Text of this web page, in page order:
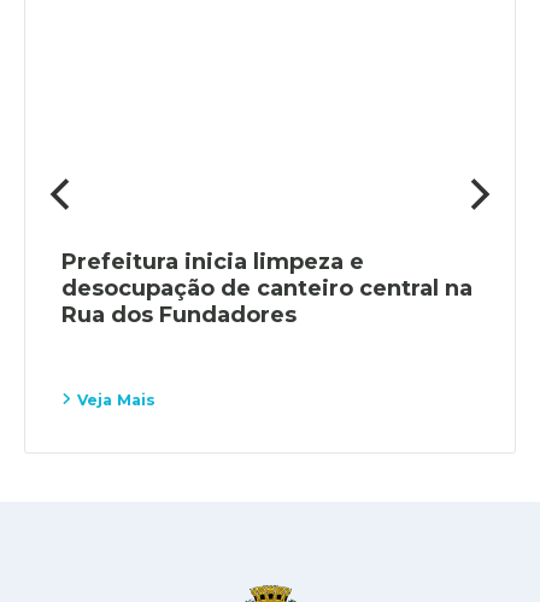
Prefeitura inicia limpeza e
desocupação de canteiro central na
Rua dos Fundadores
Veja Mais